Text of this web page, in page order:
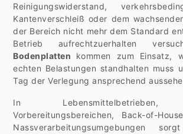
Reinigungswiderstand,
Kantenverschleiß oder dem
der Bereich nicht mehr dem Standard
Betrieb aufrechtzuerhalten
Bodenplatten kommen zum Einsatz,
echten Belastungen standhalten muss
Tag der Verlegung ansprechend
In Lebensmittelbetrieben,
Vorbereitungsbereichen, Back-of-
Nassverarbeitungsumgebungen